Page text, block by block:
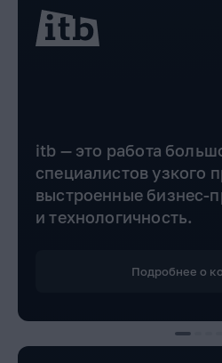
itb — это работа
специалистов узкого
выстроенные бизнес-
и технологичность.
Подробнее о